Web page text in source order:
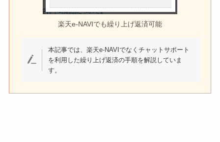
楽天e-NAVIでも繰り上げ返済可能
本記事では、楽天e-NAVIでなくチャットサポート
を利用した繰り上げ返済の手順を解説していま
す。